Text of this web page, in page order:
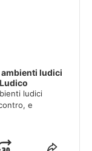
ludici
ludici
e